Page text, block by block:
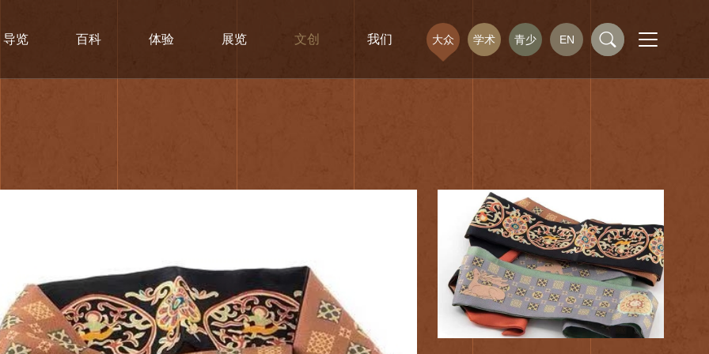
大众 学术 青少 EN
导览 百科 体验 展览 文创 我们